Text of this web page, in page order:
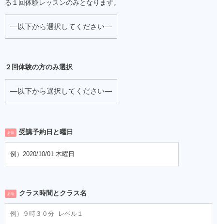
る１回体験レッスンのみとなります。
２回体験の方のみ選択
必須 受講予約日と曜日
必須 クラス時間とクラス名